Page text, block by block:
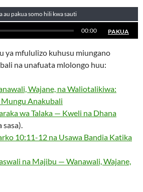
au pakua somo hili kwa sauti
00:00 PAKUA
ya mfululizo kuhusu miungano
na unafuata mlolongo huu:
Wajane, na Waliotalikiwa:
Anakubali
wa Talaka — Kweli na Dhana
sasa).
10:11-12 na Usawa Bandia Katika
na Majibu — Wanawali, Wajane,